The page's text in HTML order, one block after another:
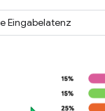
Eingabelatenz